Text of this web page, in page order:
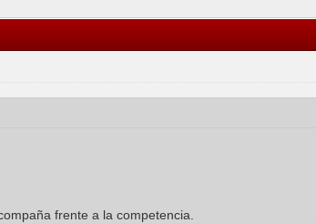
frente a la competencia.